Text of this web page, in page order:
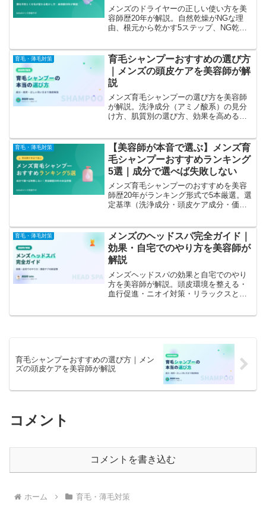
メンズのドライヤーの正しい使い方を美
容師歴20年が解説。自然乾燥がNGな理
由、根元から乾かす5ステップ、NG乾か
育毛・薄毛対策
育毛シャンプーおすすめの選び方
｜メンズの頭皮ケアを美容師が解
説
メンズ育毛シャンプーの選び方を美容師
が解説。洗浄成分（アミノ酸系）の見分
け方、肌質別の選び方、効果を高める正
育毛・薄毛対策
【美容師が本音で選ぶ】メンズ育
毛シャンプーおすすめランキング
5選｜成分で選べば失敗しない
メンズ育毛シャンプーのおすすめを美容
師歴20年がランキング形式で5本厳選。選
定基準（洗浄成分・頭皮ケア成分・価
も解説。
育毛・薄毛対策
メンズのヘッドスパ完全ガイド｜
効果・自宅でのやり方を美容師が
解説
メンズヘッドスパの効果と自宅でのやり
方を美容師が解説。頭皮環境を整える・
血行促進・ニオイ対策・リラックスとい
育毛シャンプーおすすめの選び方｜メン
ズの頭皮ケアを美容師が解説
コメント
コメントを書き込む
ホーム 育毛・薄毛対策